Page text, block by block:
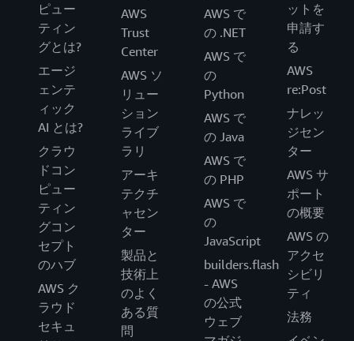
ピュー
ティン
グとは?
エージ
ェンテ
ィック
AI とは?
クラウ
ドコン
ピュー
ティン
グコン
セプト
のハブ
AWS ク
ラウド
セキュ
AWS
Trust
Center
AWS ソ
リュー
ション
ライブ
ラリ
アーキ
テクチ
ャセン
ター
製品と
技術上
のよく
ある質
問
AWS で
の .NET
AWS で
の
Python
AWS で
の Java
AWS で
の PHP
AWS で
の
JavaScript
builders.flash
- AWS
の公式
ウェブ
ットを
申請す
る
AWS
re:Post
ナレッ
ジセン
ター
AWS サ
ポート
の概要
AWS の
アクセ
シビリ
ティ
法務